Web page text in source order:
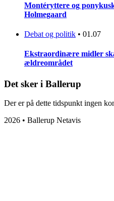
Montéryttere og
Holmegaard
Debat og politik • 01.07
Ekstraordinære midler
ældreområdet
Det sker i Ballerup
Der er på dette tidspunkt ingen
2026 • Ballerup Netavis